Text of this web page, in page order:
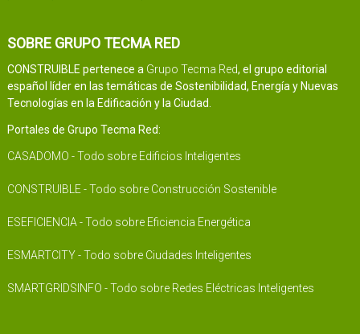
SOBRE GRUPO TECMA RED
CONSTRUIBLE pertenece a Grupo Tecma Red, el grupo editorial
español líder en las temáticas de Sostenibilidad, Energía y Nuevas
Tecnologías en la Edificación y la Ciudad.
Portales de Grupo Tecma Red:
CASADOMO - Todo sobre Edificios Inteligentes
CONSTRUIBLE - Todo sobre Construcción Sostenible
ESEFICIENCIA - Todo sobre Eficiencia Energética
ESMARTCITY - Todo sobre Ciudades Inteligentes
SMARTGRIDSINFO - Todo sobre Redes Eléctricas Inteligentes